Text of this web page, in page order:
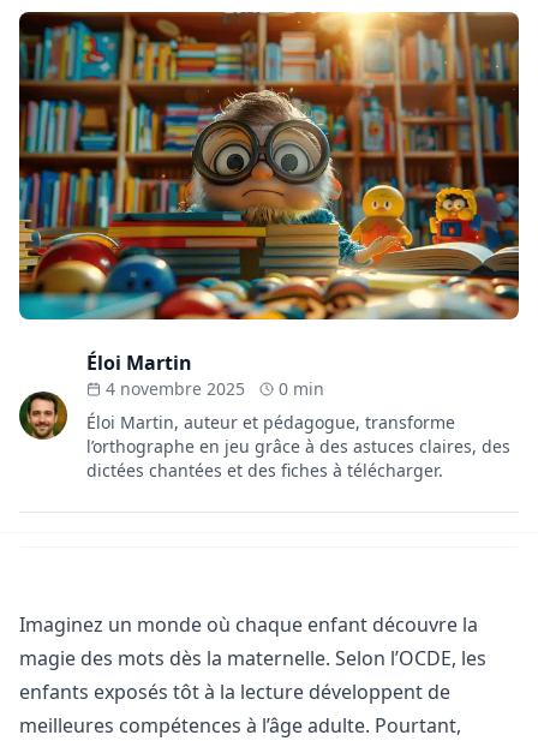
Éloi Martin
4 novembre 2025
0 min
Éloi Martin, auteur et pédagogue, transforme
l’orthographe en jeu grâce à des astuces claires, des
dictées chantées et des fiches à télécharger.
Imaginez un monde où chaque enfant découvre la
magie des mots dès la maternelle. Selon l’OCDE, les
enfants exposés tôt à la lecture développent de
meilleures compétences à l’âge adulte. Pourtant,